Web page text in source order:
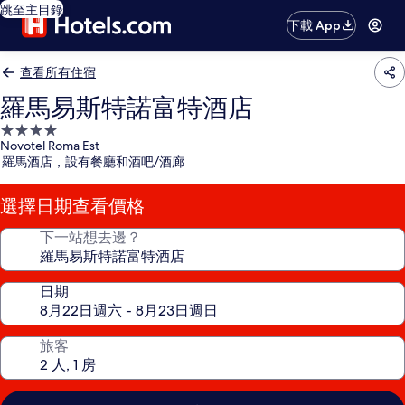
跳至主目錄
下載 App
查看所有住宿
羅馬易斯特諾富特酒店
4.0
星
級
住
宿
Novotel Roma Est
羅馬酒店，設有餐廳和酒吧/酒廊
選擇日期查看價格
下一站想去邊？
日期
旅客